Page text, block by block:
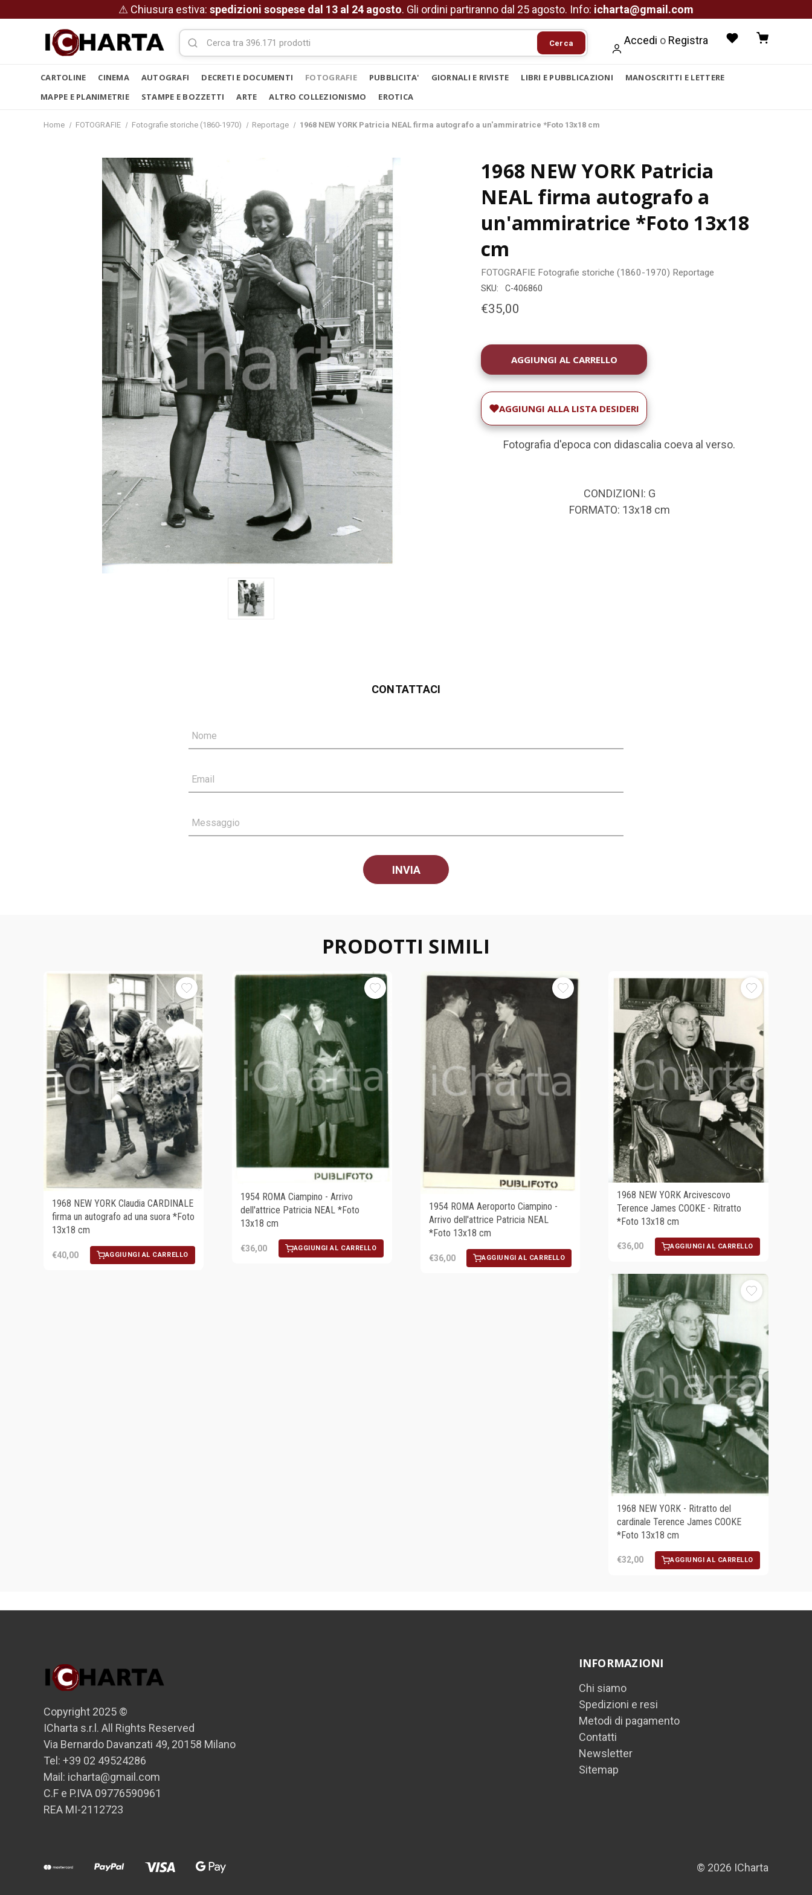
⚠ Chiusura estiva: spedizioni sospese dal 13 al 24 agosto. Gli ordini partiranno dal 25 agosto. Info: icharta@gmail.com
Cerca Accedi o Registra
CARTOLINE CINEMA AUTOGRAFI DECRETI E DOCUMENTI FOTOGRAFIE PUBBLICITA' GIORNALI E RIVISTE LIBRI E PUBBLICAZIONI
MANOSCRITTI E LETTERE
MAPPE E PLANIMETRIE
STAMPE E BOZZETTI ARTE ALTRO COLLEZIONISMO EROTICA
Home FOTOGRAFIE Fotografie storiche (1860-1970) Reportage 1968 NEW YORK Patricia NEAL firma autografo a un'ammiratrice *Foto 13x18 cm
1968 NEW YORK Patricia
NEAL firma autografo a
un'ammiratrice *Foto 13x18
cm
FOTOGRAFIE Fotografie storiche (1860-1970) Reportage
SKU: C-406860
€35,00
DISPONIBILITÀ
ATTUALE:
AGGIUNGI ALLA LISTA DESIDERI
Fotografia d'epoca con didascalia coeva al verso.
CONDIZIONI: G
FORMATO: 13x18 cm
CONTATTACI
Nome
Email
Messaggio
PRODOTTI SIMILI
1968 NEW YORK Claudia CARDINALE
firma un autografo ad una suora *Foto
13x18 cm
€40,00 AGGIUNGI AL CARRELLO
1954 ROMA Ciampino - Arrivo
dell'attrice Patricia NEAL *Foto
13x18 cm
€36,00 AGGIUNGI AL CARRELLO
1954 ROMA Aeroporto Ciampino -
Arrivo dell'attrice Patricia NEAL
*Foto 13x18 cm
€36,00 AGGIUNGI AL CARRELLO
1968 NEW YORK Arcivescovo
Terence James COOKE - Ritratto
*Foto 13x18 cm
€36,00 AGGIUNGI AL CARRELLO
1968 NEW YORK - Ritratto del
cardinale Terence James COOKE
*Foto 13x18 cm
€32,00 AGGIUNGI AL CARRELLO
Copyright 2025 ©
ICharta s.r.l. All Rights Reserved
Via Bernardo Davanzati 49, 20158 Milano
Tel: +39 02 49524286
Mail: icharta@gmail.com
C.F e P.IVA 09776590961
REA MI-2112723
INFORMAZIONI
Chi siamo
Spedizioni e resi
Metodi di pagamento
Contatti
Newsletter
Sitemap
© 2026 ICharta